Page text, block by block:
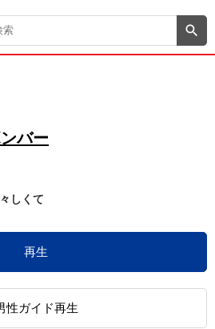
質問
曲・ランキングなど
最新情報をチェック！
バー
しくて
再生
性ガイド再生